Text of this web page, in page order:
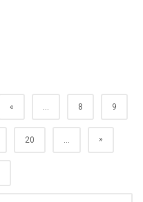
« ... 8 9
20 ... »